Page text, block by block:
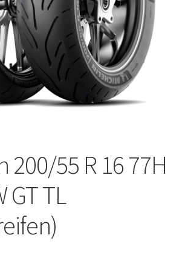
200/55 R 16 77H
GT TL